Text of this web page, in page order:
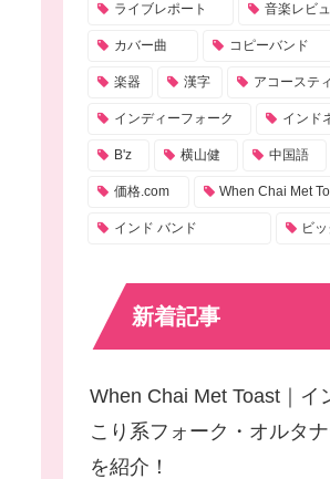
ライブレポート 音楽レビ
カバー曲 コピーバンド
楽器 漢字 アコーステ
インディーフォーク インド
B'z 横山健 中国語
価格.com When Chai Met
インド バンド ビ
新着記事
When Chai Met Toast｜イ
こり系フォーク・オルタ
を紹介！